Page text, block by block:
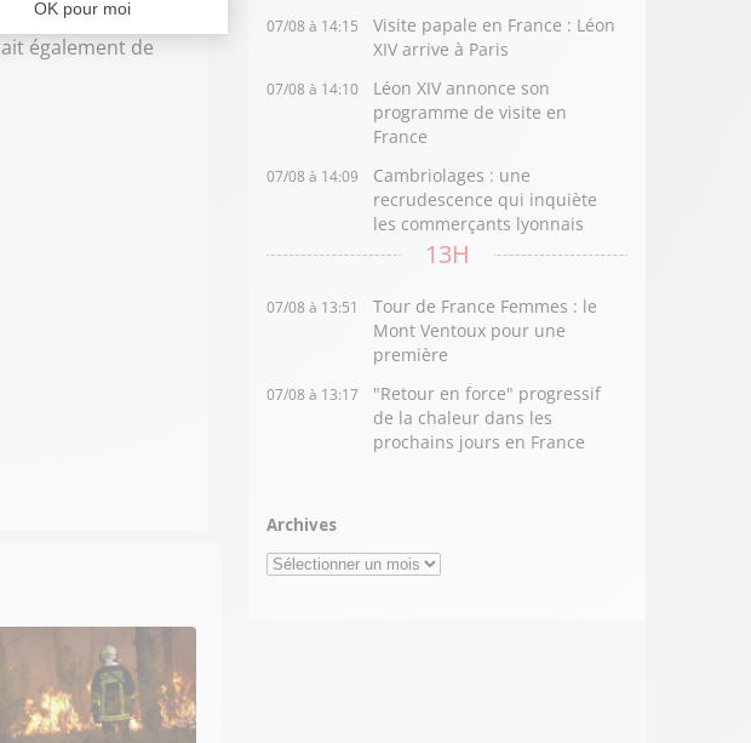
et sociales
également de
07/08 à 14:15
Visite papale en France : Léon
XIV arrive à Paris
07/08 à 14:10
Léon XIV annonce son
programme de visite en
France
07/08 à 14:09
Cambriolages : une
recrudescence qui inquiète
les commerçants lyonnais
13H
07/08 à 13:51
Tour de France Femmes : le
Mont Ventoux pour une
première
07/08 à 13:17
"Retour en force" progressif
de la chaleur dans les
prochains jours en France
Archives
Archives